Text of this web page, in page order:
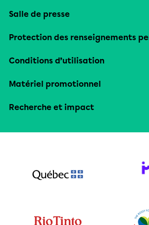
Salle de presse
Protection des renseignements
Conditions d’utilisation
Matériel promotionnel
Recherche et impact